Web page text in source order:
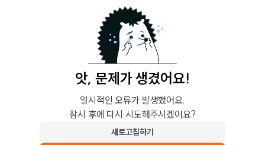
앗, 문제가 생겼어요!
일시적인 오류가 발생했어요.
잠시 후에 다시 시도해주시겠어요?
새로고침하기